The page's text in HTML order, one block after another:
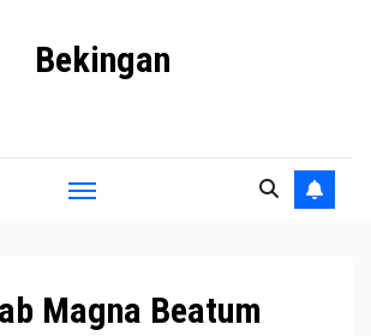
Bekingan
Magna Beatum